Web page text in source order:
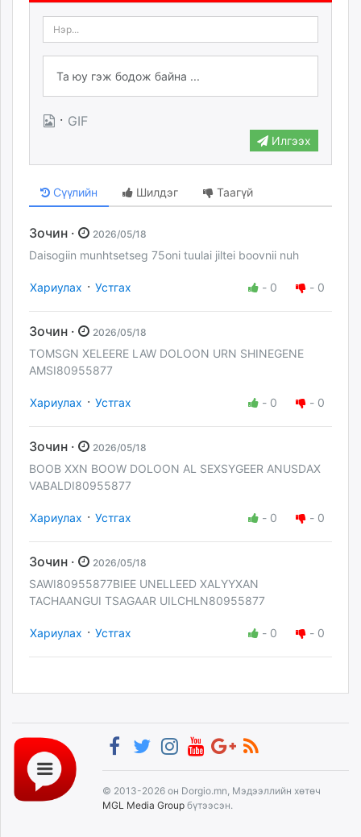
· GIF
Илгээх
Сүүлийн Шилдэг Таагүй
Зочин · 2026/05/18
Daisogiin munhtsetseg 75oni tuulai jiltei boovnii nuh
Хариулах · Устгах - 0 - 0
Зочин · 2026/05/18
TOMSGN XELEERE LAW DOLOON URN SHINEGENE
AMSI80955877
Хариулах · Устгах - 0 - 0
Зочин · 2026/05/18
BOOB XXN BOOW DOLOON AL SEXSYGEER ANUSDAX
VABALDI80955877
Хариулах · Устгах - 0 - 0
Зочин · 2026/05/18
SAWI80955877BIEE UNELLEED XALYYXAN
TACHAANGUI TSAGAAR UILCHLN80955877
Хариулах · Устгах - 0 - 0
© 2013-2026 он Dorgio.mn, Мэдээллийн хөтөч
MGL Media Group бүтээсэн.